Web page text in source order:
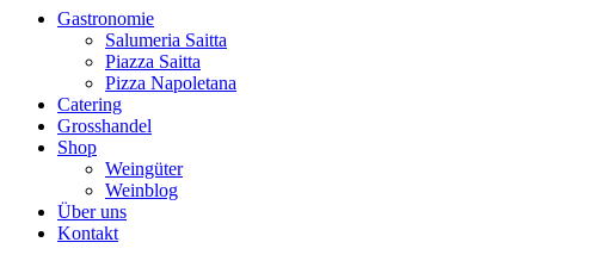
Gastronomie
Salumeria Saitta
Piazza Saitta
Pizza Napoletana
Catering
Grosshandel
Shop
Weingüter
Weinblog
Über uns
Kontakt